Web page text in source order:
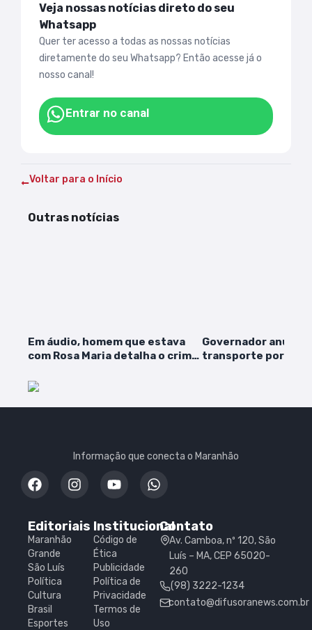
Veja nossas notícias direto do seu
Whatsapp
Quer ter acesso a todas as nossas notícias
diretamente do seu Whatsapp? Então acesse já o
nosso canal!
Entrar no canal
Voltar para o Início
Outras notícias
Em áudio, homem que estava
com Rosa Maria detalha o crime
Governador
transporte por app
Informação que conecta o Maranhão
Editoriais
Maranhão
Grande
São Luís
Política
Cultura
Brasil
Esportes
Institucional
Código de
Ética
Publicidade
Política de
Privacidade
Termos de
Uso
Contato
Av. Camboa, nº 120, São
Luís – MA, CEP 65020-
260
(98) 3222-1234
contato@difusoranews.com.br